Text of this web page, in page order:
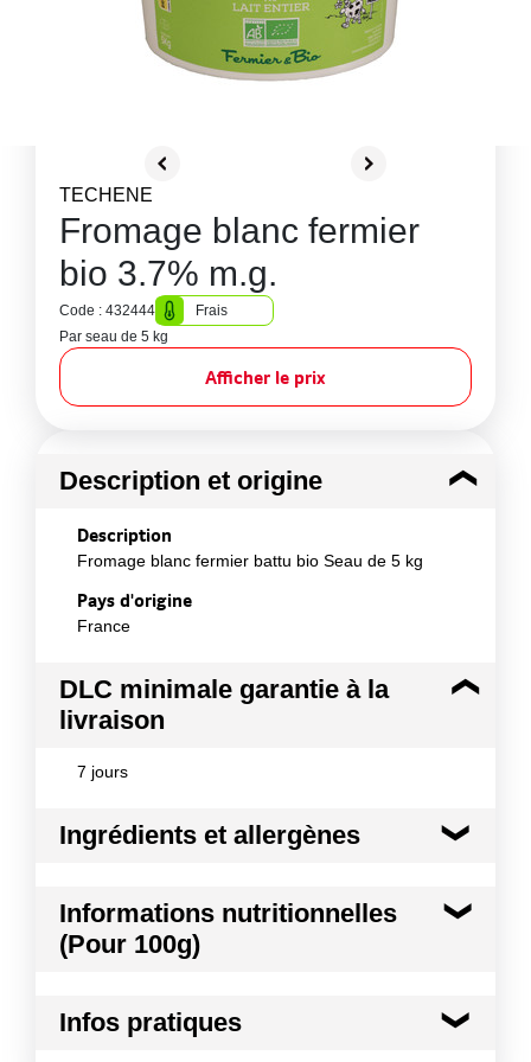
TECHENE
Fromage blanc fermier
bio 3.7% m.g.
Code : 432444
Frais
Par seau de 5 kg
Afficher le prix
Description et origine
Description
Fromage blanc fermier battu bio Seau de 5 kg
Pays d'origine
France
DLC minimale garantie à la
livraison
7 jours
Ingrédients et allergènes
Lait de vache entier *de la ferme, Présure (origine
France), Ferment lactique (origine France) *issue de
l'agriculture biologique
Lait et produits à base de lait
Informations nutritionnelles
(Pour 100g)
Infos pratiques